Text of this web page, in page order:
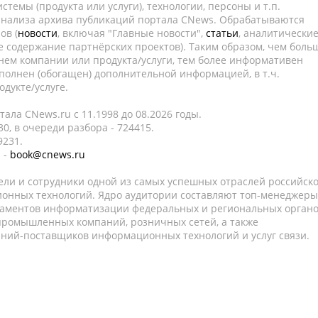
(продукта или услуги), технологии, персоны и т.п.
архива публикаций портала CNews. Обрабатываются
(новости, включая "Главные новости", статьи, аналитические
партнёрских проектов). Таким образом, чем
компании или продукта/услуги, тем более информативен
(обогащен) дополнительной информацией, в т.ч.
услуге.
CNews.ru c 11.1998 до 08.2026 годы.
в очереди разбора - 724415.
- book@cnews.ru
и сотрудники одной из самых успешных отраслей
технологий. Ядро аудитории составляют топ-
информатизации федеральных и региональных
компаний, розничных сетей, а также
поставщиков информационных технологий и услуг связи.